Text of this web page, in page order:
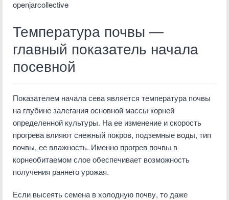
openjarcollective
Температура почвы —
главный показатель начала
посевной
Показателем начала сева является температура почвы
на глубине залегания основной массы корней
определенной культуры. На ее изменение и скорость
прогрева влияют снежный покров, подземные воды, тип
почвы, ее влажность. Именно прогрев почвы в
корнеобитаемом слое обеспечивает возможность
получения раннего урожая.
Если высеять семена в холодную почву, то даже